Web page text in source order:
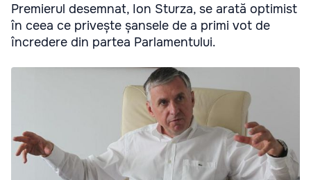
Premierul desemnat, Ion Sturza, se arată optimist
în ceea ce privește șansele de a primi vot de
încredere din partea Parlamentului.